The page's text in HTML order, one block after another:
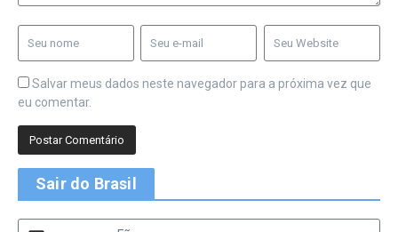
Salvar meus dados neste navegador para a próxima vez que
eu comentar.
Sair do Brasil